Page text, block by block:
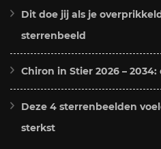
Dit doe jij als je
sterrenbeeld
Chiron in Stier 2026 –
Deze 4 sterrenbeelden
sterkst